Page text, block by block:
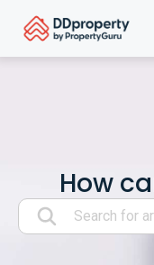
How
Search: